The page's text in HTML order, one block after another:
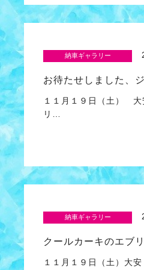
納車ギャラリー
お待たせしました、
１１月１９日（土） 大
リ…
納車ギャラリー
クールカーキのエブ
１１月１９日（土）大